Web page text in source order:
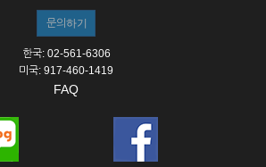
한국: 02-561-6306
미국: 917-460-1419
FAQ